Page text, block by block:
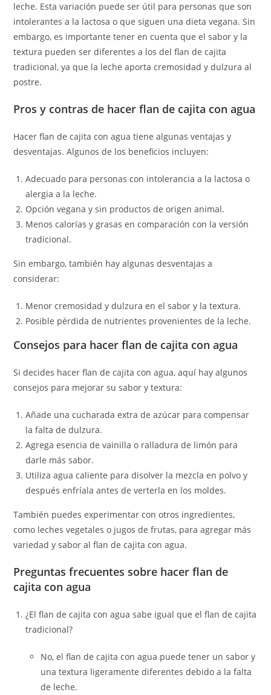
leche. Esta variación puede ser útil para personas que son
intolerantes a la lactosa o que siguen una dieta vegana. Sin
embargo, es importante tener en cuenta que el sabor y la
textura pueden ser diferentes a los del flan de cajita
tradicional, ya que la leche aporta cremosidad y dulzura al
postre.
Pros y contras de hacer flan de cajita con agua
Hacer flan de cajita con agua tiene algunas ventajas y
desventajas. Algunos de los beneficios incluyen:
Adecuado para personas con intolerancia a la lactosa o
alergia a la leche.
Opción vegana y sin productos de origen animal.
Menos calorías y grasas en comparación con la versión
tradicional.
Sin embargo, también hay algunas desventajas a
considerar:
Menor cremosidad y dulzura en el sabor y la textura.
Posible pérdida de nutrientes provenientes de la leche.
Consejos para hacer flan de cajita con agua
Si decides hacer flan de cajita con agua, aquí hay algunos
consejos para mejorar su sabor y textura:
Añade una cucharada extra de azúcar para compensar
la falta de dulzura.
Agrega esencia de vainilla o ralladura de limón para
darle más sabor.
Utiliza agua caliente para disolver la mezcla en polvo y
después enfríala antes de verterla en los moldes.
También puedes experimentar con otros ingredientes,
como leches vegetales o jugos de frutas, para agregar más
variedad y sabor al flan de cajita con agua.
Preguntas frecuentes sobre hacer flan de
cajita con agua
¿El flan de cajita con agua sabe igual que el flan de cajita
tradicional?
No, el flan de cajita con agua puede tener un sabor y
una textura ligeramente diferentes debido a la falta
de leche.